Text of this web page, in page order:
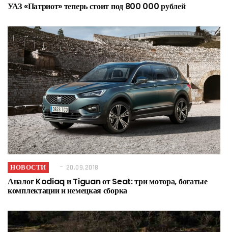
УАЗ «Патриот» теперь стоит под 800 000 рублей
НОВОСТИ 20.09.2018
Аналог Kodiaq и Tiguan от Seat: три мотора, богатые
комплектации и немецкая сборка